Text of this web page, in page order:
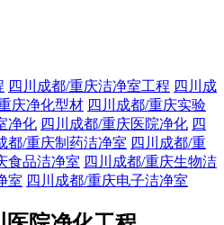
四川成都/重庆洁净室工程 四川成
庆净化型材 四川成都/重庆实验
净化 四川成都/重庆医院净化 四
都/重庆制药洁净室 四川成都/重
食品洁净室 四川成都/重庆生物洁
室 四川成都/重庆电子洁净室